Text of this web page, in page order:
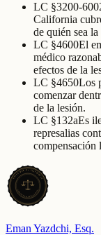
LC §3200-
California
de quién sea la
LC §4600El
médico
efectos de la
LC §4650Los
comenzar
de la lesión.
LC §132aEs
represalias
compensación
STATE
BAR O F CA LIFORNI
A
RTIF IE D S PE CI ALI
ST
Eman Yazdchi, Esq.